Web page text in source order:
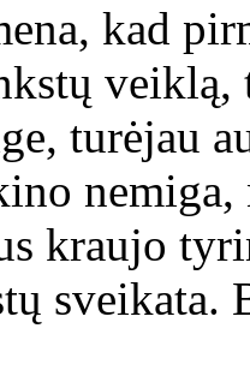
kad
veiklą,
turėjau
kraujo